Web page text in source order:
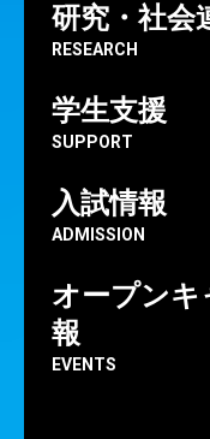
研究・社会
RESEARCH
学生支援
SUPPORT
入試情報
ADMISSION
オープン
報
EVENTS